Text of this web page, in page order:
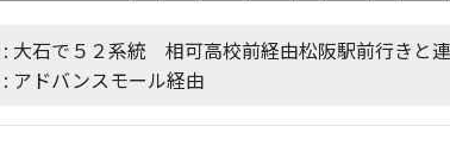
: 大石で５２系統 相可高校前経由松阪駅前行きと
: アドバンスモール経由